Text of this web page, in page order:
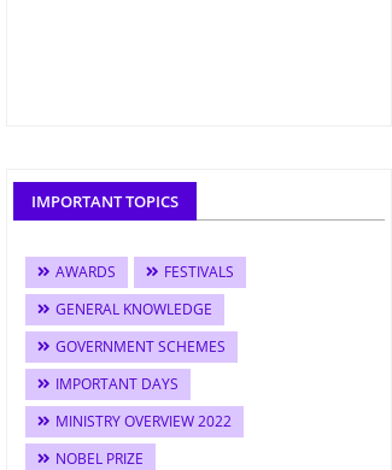
IMPORTANT TOPICS
AWARDS
FESTIVALS
GENERAL KNOWLEDGE
GOVERNMENT SCHEMES
IMPORTANT DAYS
MINISTRY OVERVIEW 2022
NOBEL PRIZE